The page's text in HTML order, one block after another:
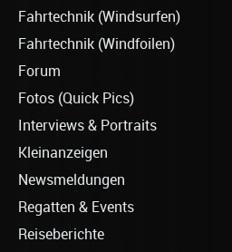
Fahrtechnik (Windsurfen)
Fahrtechnik (Windfoilen)
Forum
Fotos (Quick Pics)
Interviews & Portraits
Kleinanzeigen
Newsmeldungen
Regatten & Events
Reiseberichte